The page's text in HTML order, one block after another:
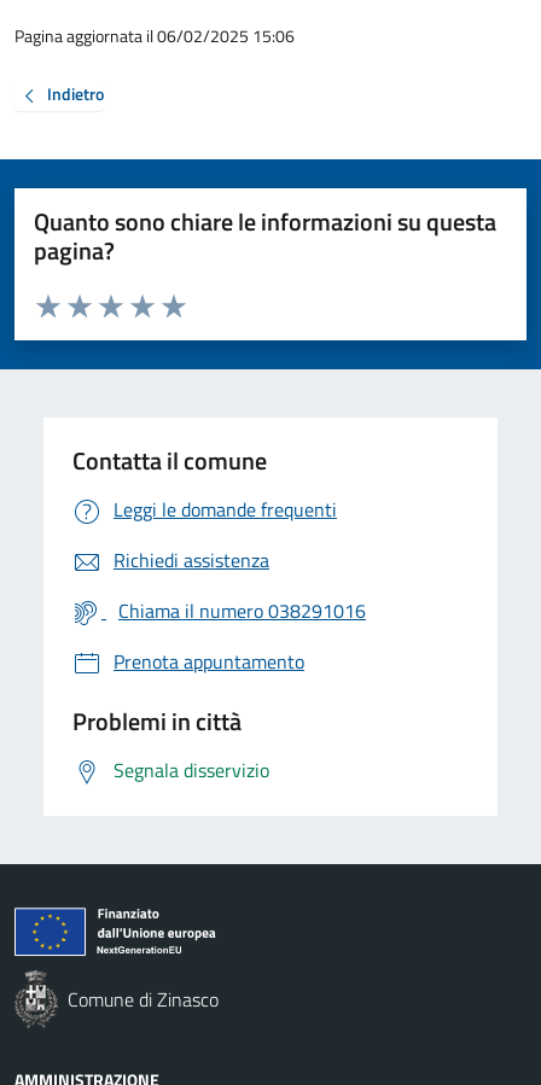
Pagina aggiornata il 06/02/2025 15:06
Indietro
Quanto sono chiare le informazioni su questa
pagina?
Valuta da 1 a 5 stelle la pagina
Valuta 5 stelle su 5
Valuta 4 stelle su 5
Valuta 3 stelle su 5
Valuta 2 stelle su 5
Valuta 1 stelle su 5
Contatta il comune
Leggi le domande frequenti
Richiedi assistenza
Chiama il numero 038291016
Prenota appuntamento
Problemi in città
Segnala disservizio
Comune di Zinasco
AMMINISTRAZIONE